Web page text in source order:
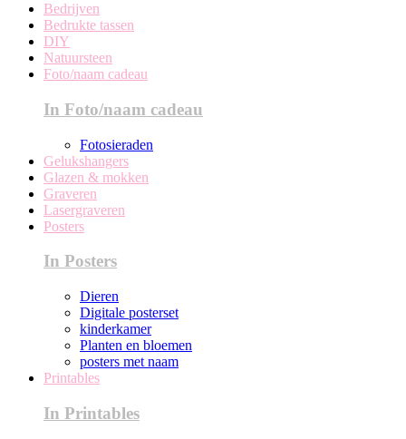
Bedrijven
Bedrukte tassen
DIY
Natuursteen
Foto/naam cadeau
In Foto/naam cadeau
Fotosieraden
Gelukshangers
Glazen & mokken
Graveren
Lasergraveren
Posters
In Posters
Dieren
Digitale posterset
kinderkamer
Planten en bloemen
posters met naam
Printables
In Printables